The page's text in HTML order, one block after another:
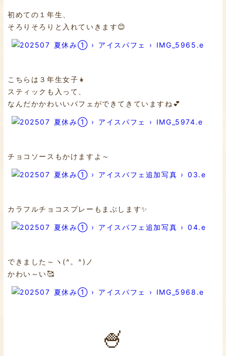
初めての１年生、
そろりそろりと入れていきます😊
こちらは３年生女子👧
スティックも入って、
なんだかかわいいパフェができてきていますね💕
チョコソースもかけますよ～
カラフルチョコスプレーもまぶします✨
できました～ヽ(^。^)ノ
かわい～い🥰
🍧